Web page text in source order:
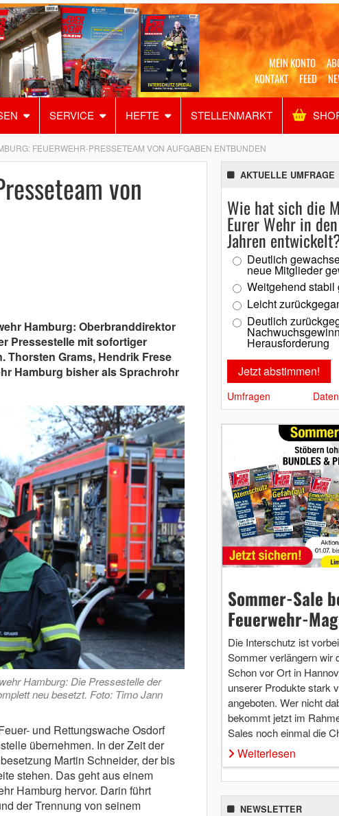
MEIN KONTO
KONTAKT
FEED
SERVICE HEFTE STELLENMARKTAlles Shop
FEUERWEHR-PRESSETEAM VON AUFGABEN ENTBUNDEN
von
Hamburg: Oberbranddirektor
Pressestelle mit sofortiger
Grams, Hendrik Frese
Hamburg bisher als Sprachrohr
Hamburg: Die Pressestelle der
neu besetzt. Foto: Timo Jann
und Rettungswache Osdorf
übernehmen. In der Zeit der
Martin Schneider, der bis
stehen. Das geht aus einem
Hamburg hervor. Darin führt
der Trennung von seinem
AKTUELLE UMFRAGE
Wie hat sich die
Eurer Wehr in
Jahren
Deutlich
neue Mitglieder
Weitgehend stabil
Leicht
Deutlich
Herausforderung
Umfragen
Sommer-Sale
Feuerwehr-
Die Interschutz ist
Sommer verlängern wir
Schon vor Ort in
unserer Produkte stark
angeboten. Wer nicht
bekommt jetzt im
Sales noch einmal die
Weiterlesen
NEWSLETTER